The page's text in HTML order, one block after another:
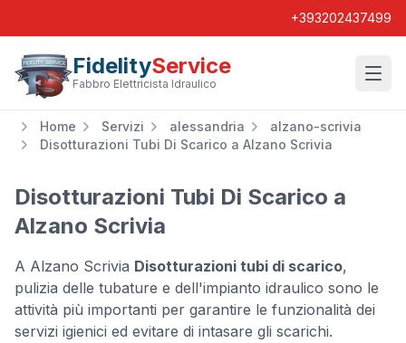
+393202437499
FidelityService
Fabbro Elettricista Idraulico
Home Servizi alessandria
alzano-scrivia
Disotturazioni Tubi Di Scarico a Alzano Scrivia
Disotturazioni Tubi Di Scarico a
Alzano Scrivia
A Alzano Scrivia Disotturazioni tubi di scarico,
pulizia delle tubature e dell'impianto idraulico sono le
attività più importanti per garantire le funzionalità dei
servizi igienici ed evitare di intasare gli scarichi.